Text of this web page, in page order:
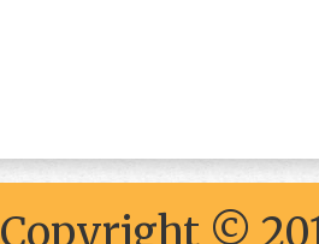
Copyright ©